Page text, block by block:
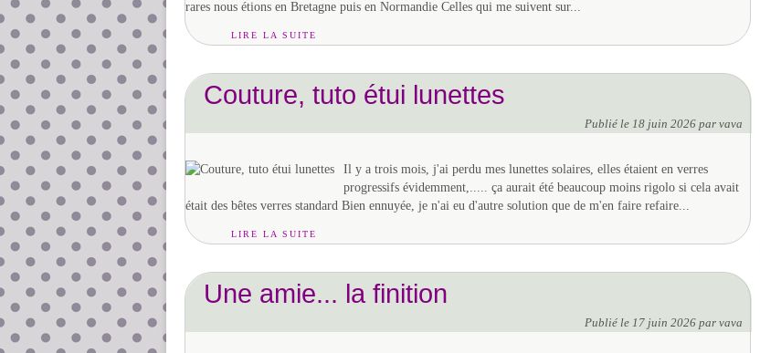
rares nous étions en Bretagne puis en Normandie Celles qui me suivent sur...
LIRE LA SUITE
Couture, tuto étui lunettes
Publié le 18 juin 2026 par vava
Il y a trois mois, j'ai perdu mes lunettes solaires, elles étaient en verres
progressifs évidemment,..... ça aurait été beaucoup moins rigolo si cela avait
était des bêtes verres standard Bien ennuyée, je n'ai eu d'autre solution que de m'en faire refaire...
LIRE LA SUITE
Une amie... la finition
Publié le 17 juin 2026 par vava